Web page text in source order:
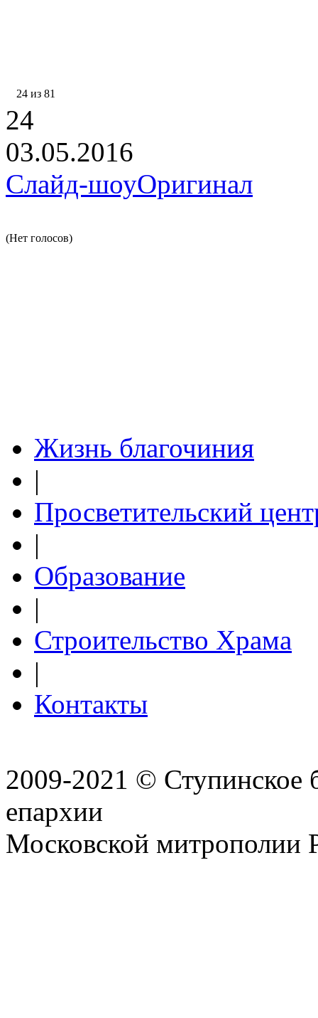
24 из 81
24
03.05.2016
Слайд-шоуОригинал
(Нет голосов)
Жизнь благочиния
|
Просветительский
|
Образование
|
Строительство Храма
|
Контакты
2009-2021 © Ступинское
епархии
Московской митрополии